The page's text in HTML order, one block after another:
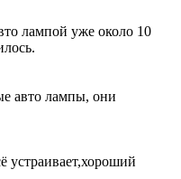
лампой уже около 10
авто лампы, они
устраивает,хороший